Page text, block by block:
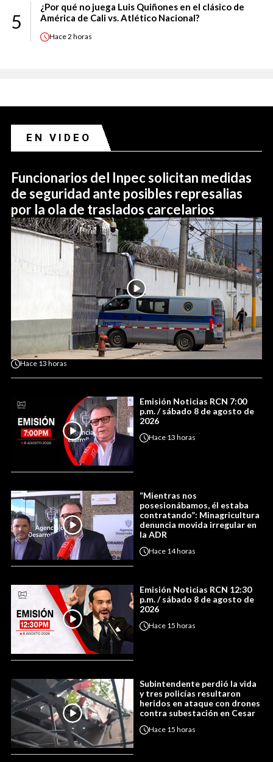
5
¿Por qué no juega Luis Quiñones en el clásico de
América de Cali vs. Atlético Nacional?
Hace2 horas
EN VIDEO
Funcionarios del Inpec solicitan medidas
de seguridad ante posibles represalias
por la ola de traslados carcelarios
Hace 13 horas
Emisión Noticias RCN 7:00
p.m. / sábado 8 de agosto de
2026
Hace 13 horas
“Mientras nos
posesionábamos, él estaba
contratando”: Minagricultura
denuncia movida irregular en
la ADR
Hace 14 horas
Emisión Noticias RCN 12:30
p.m. / sábado 8 de agosto de
2026
Hace 15 horas
Subintendente perdió la vida
y tres policías resultaron
heridos en ataque con drones
contra subestación en Cesar
Hace 15 horas